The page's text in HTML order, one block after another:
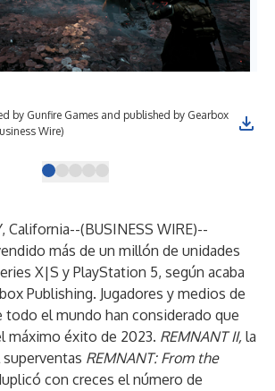
by Gunfire Games and published by Gearbox
Wire)
California--(BUSINESS WIRE)--
más de un millón de unidades
X|S y PlayStation 5, según acaba
Publishing. Jugadores y medios de
todo el mundo han considerado que
máximo éxito de 2023. REMNANT II, la
REMNANT: From the
con creces el número de